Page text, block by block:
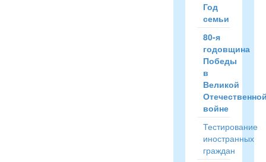
Год
семьи
80-я
годовщина
Победы
в
Великой
войне
Тестирование
иностранных
граждан